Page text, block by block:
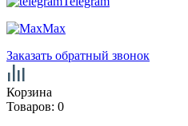
Max
Заказать обратный звонок
Корзина
Товаров: 0